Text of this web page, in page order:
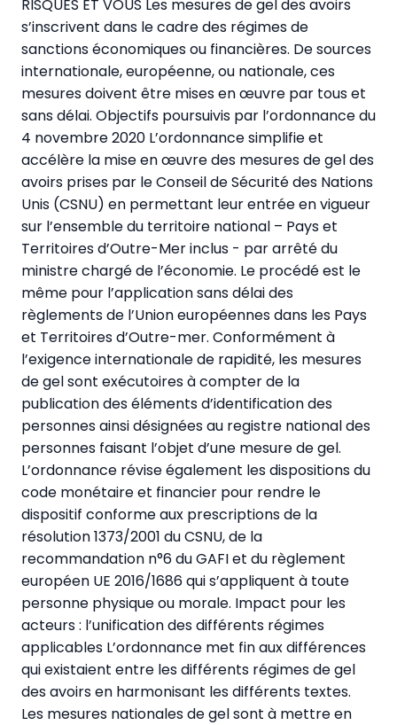
RISQUES ET VOUS Les mesures de gel des avoirs
s’inscrivent dans le cadre des régimes de
sanctions économiques ou financières. De sources
internationale, européenne, ou nationale, ces
mesures doivent être mises en œuvre par tous et
sans délai. Objectifs poursuivis par l’ordonnance du
4 novembre 2020 L’ordonnance simplifie et
accélère la mise en œuvre des mesures de gel des
avoirs prises par le Conseil de Sécurité des Nations
Unis (CSNU) en permettant leur entrée en vigueur
sur l’ensemble du territoire national – Pays et
Territoires d’Outre-Mer inclus - par arrêté du
ministre chargé de l’économie. Le procédé est le
même pour l’application sans délai des
règlements de l’Union européennes dans les Pays
et Territoires d’Outre-mer. Conformément à
l’exigence internationale de rapidité, les mesures
de gel sont exécutoires à compter de la
publication des éléments d’identification des
personnes ainsi désignées au registre national des
personnes faisant l’objet d’une mesure de gel.
L’ordonnance révise également les dispositions du
code monétaire et financier pour rendre le
dispositif conforme aux prescriptions de la
résolution 1373/2001 du CSNU, de la
recommandation n°6 du GAFI et du règlement
européen UE 2016/1686 qui s’appliquent à toute
personne physique ou morale. Impact pour les
acteurs : l’unification des différents régimes
applicables L’ordonnance met fin aux différences
qui existaient entre les différents régimes de gel
des avoirs en harmonisant les différents textes.
Les mesures nationales de gel sont à mettre en